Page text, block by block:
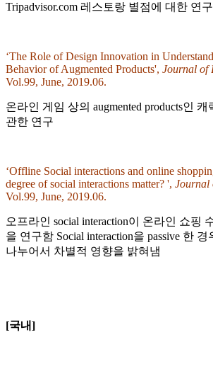
Tripadvisor.com 레스토랑 별점에 대한 연구
‘The Role of Design Innovation in
Behavior of Augmented Products', Journal of
Vol.99, June, 2019.06.
온라인 게임 상의 augmented products인
관한 연구
‘Offline Social interactions and online
degree of social interactions matter? ', Journal
Vol.99, June, 2019.06.
오프라인 social interaction이 온라인 쇼핑
을 연구함 Social interaction을 passive 한
나누어서 차별적 영향을 밝혀냄
[국내]